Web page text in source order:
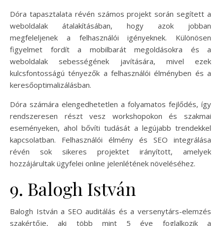
Dóra tapasztalata révén számos projekt során segített a
weboldalak átalakításában, hogy azok jobban
megfeleljenek a felhasználói igényeknek. Különösen
figyelmet fordít a mobilbarát megoldásokra és a
weboldalak sebességének javítására, mivel ezek
kulcsfontosságú tényezők a felhasználói élményben és a
keresőoptimalizálásban.
Dóra számára elengedhetetlen a folyamatos fejlődés, így
rendszeresen részt vesz workshopokon és szakmai
eseményeken, ahol bővíti tudását a legújabb trendekkel
kapcsolatban. Felhasználói élmény és SEO integrálása
révén sok sikeres projektet irányított, amelyek
hozzájárultak ügyfelei online jelenlétének növeléséhez.
9. Balogh István
Balogh István a SEO auditálás és a versenytárs-elemzés
szakértője, aki több mint 5 éve foglalkozik a